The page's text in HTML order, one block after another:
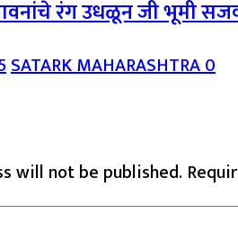
रंग उधळून जी भूमी
SATARK MAHARASHTRA0
will not be published.